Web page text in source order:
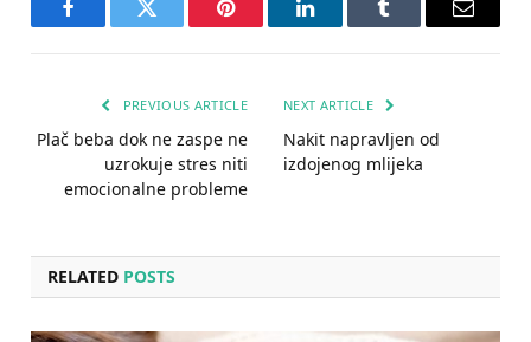
FacebookTwitter Pinterest LinkedInTumblr Email
PREVIOUS ARTICLE
Plač beba dok ne zaspe ne
uzrokuje stres niti
emocionalne probleme
NEXT ARTICLE
Nakit napravljen od
izdojenog mlijeka
RELATED POSTS